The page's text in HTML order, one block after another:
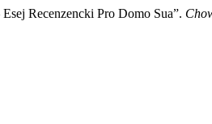
Recenzencki Pro Domo Sua”.